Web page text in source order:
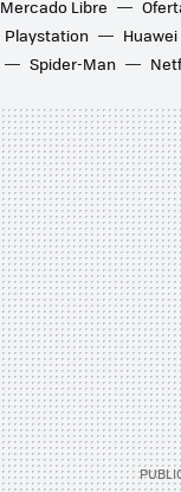
Mercado Libre
Playstation
Huawei
Spider-Man